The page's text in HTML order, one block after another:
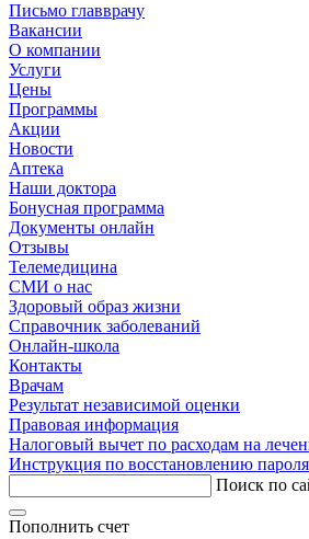
Письмо главврачу
Вакансии
О компании
Услуги
Цены
Программы
Акции
Новости
Аптека
Наши доктора
Бонусная программа
Документы онлайн
Отзывы
Телемедицина
СМИ о нас
Здоровый образ жизни
Справочник заболеваний
Онлайн-школа
Контакты
Врачам
Результат независимой оценки
Правовая информация
Налоговый вычет по расходам на
Инструкция по восстановлению
Поиск по
Пополнить счет